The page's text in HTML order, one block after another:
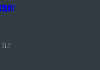
พูด)